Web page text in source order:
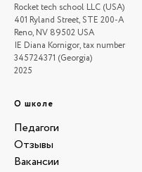
Rocket tech school LLC (USA)
401 Ryland Street, STE 200-A
Reno, NV 89502 USA
IE Diana Kornigor, tax number
345724371 (Georgia)
2025
О школе
Педагоги
Отзывы
Вакансии